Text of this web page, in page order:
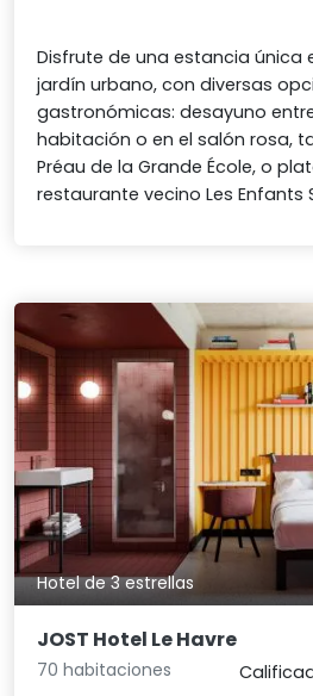
Disfrute de una estancia única
jardín urbano, con diversas
gastronómicas: desayuno
habitación o en el salón rosa,
Préau de la Grande École, o
restaurante vecino Les Enfants
Hotel de 3 estrellas
JOST Hotel Le Havre
70 habitaciones